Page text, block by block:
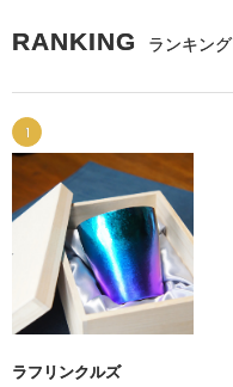
RANKING ランキング
1
ラフリンクルズ